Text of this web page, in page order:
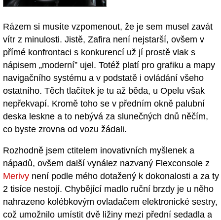
Rázem si musíte vzpomenout, že je sem musel zavát
vítr z minulosti. Jistě, Zafira není nejstarší, ovšem v
přímé konfrontaci s konkurencí už jí prostě vlak s
nápisem „moderní” ujel. Totéž platí pro grafiku a mapy
navigačního systému a v podstatě i ovládání všeho
ostatního. Těch tlačítek je tu až běda, u Opelu však
nepřekvapí. Kromě toho se v předním okně palubní
deska leskne a to nebývá za slunečných dnů něčím,
co byste zrovna od vozu žádali.
Rozhodně jsem ctitelem inovativních myšlenek a
nápadů, ovšem další vynález nazvaný Flexconsole z
Merivy není podle mého dotažený k dokonalosti a za ty
2 tisíce nestojí. Chybějící madlo ruční brzdy je u něho
nahrazeno kolébkovým ovladačem elektronické sestry,
což umožnilo umístit dvě ližiny mezi přední sedadla a